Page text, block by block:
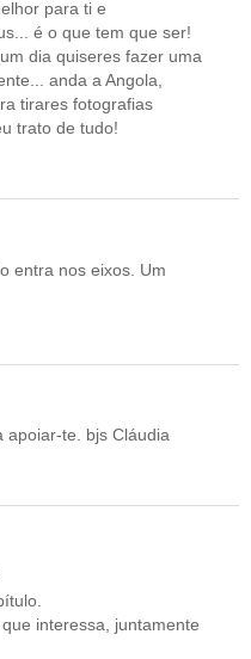
para ti e
é o que tem que ser!
dia quiseres fazer uma
anda a Angola,
tirares fotografias
trato de tudo!
entra nos eixos. Um
apoiar-te. bjs Cláudia
interessa, juntamente